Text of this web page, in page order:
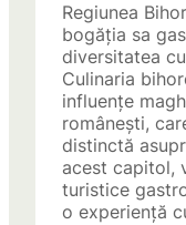
Regiunea
bogăția sa
diversitatea
Culinaria
influențe
românești,
distinctă
acest capitol,
turistice
o experiență